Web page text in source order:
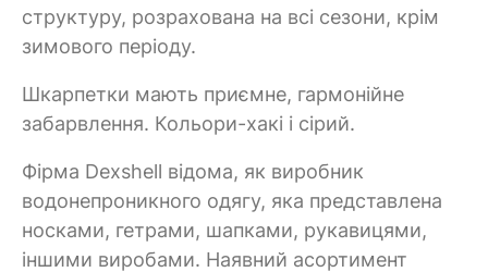
структуру, розрахована на всі сезони, крім
зимового періоду.
Шкарпетки мають приємне, гармонійне
забарвлення. Кольори-хакі і сірий.
Фірма Dexshell відома, як виробник
водонепроникного одягу, яка представлена
носками, гетрами, шапками, рукавицями,
іншими виробами. Наявний асортимент